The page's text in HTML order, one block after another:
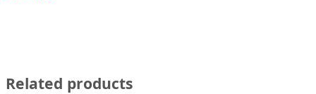
Related products